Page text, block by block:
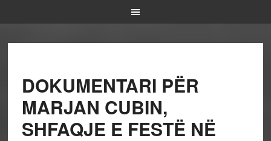
DOKUMENTARI PËR
MARJAN CUBIN,
SHFAQJE E FESTË NË